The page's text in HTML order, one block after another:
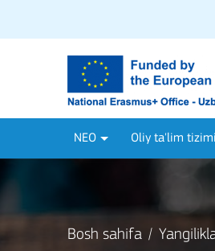
NEO Oliy ta'lim tizimi
Bosh sahifa